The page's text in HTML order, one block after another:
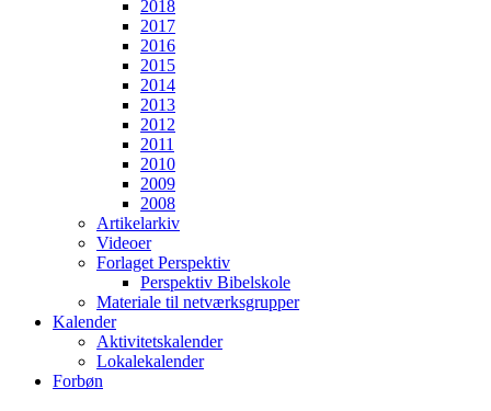
2018
2017
2016
2015
2014
2013
2012
2011
2010
2009
2008
Artikelarkiv
Videoer
Forlaget Perspektiv
Perspektiv Bibelskole
Materiale til netværksgrupper
Kalender
Aktivitetskalender
Lokalekalender
Forbøn